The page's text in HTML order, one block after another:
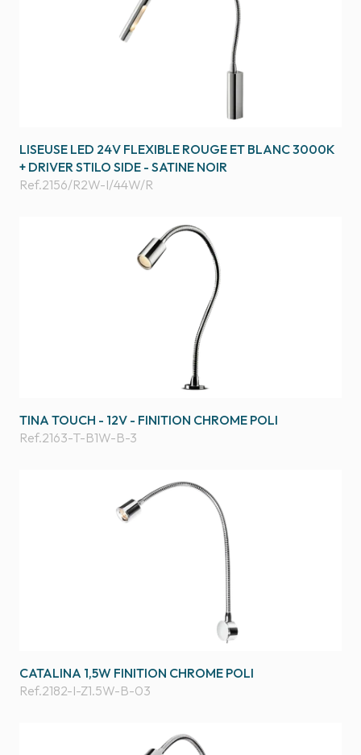
LISEUSE LED 24V FLEXIBLE ROUGE ET BLANC 3000K
+ DRIVER STILO SIDE - SATINE NOIR
Ref.2156/R2W-I/44W/R
TINA TOUCH - 12V - FINITION CHROME POLI
Ref.2163-T-B1W-B-3
CATALINA 1,5W FINITION CHROME POLI
Ref.2182-I-Z1.5W-B-03